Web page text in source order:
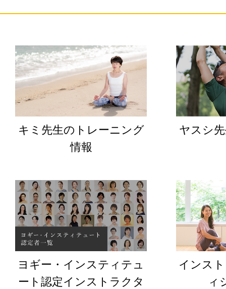
キミ先生のトレーニング
情報
ヤスシ
ヨギー・インスティテュ
ート認定インストラクタ
インス
ィ